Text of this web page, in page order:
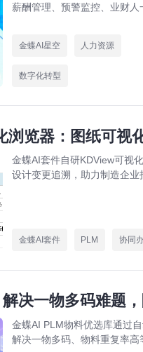
薪酬管理、预警监控、业财人
金蝶AI星空 人力资源
数字化转型
览器：图纸可视
金蝶AI套件自研KDView可视
设计变更追溯，助力制造企
金蝶AI套件 PLM 协同
决一物多码难题
金蝶AI PLM物料优选库通过
解决一物多码、物料重复率高